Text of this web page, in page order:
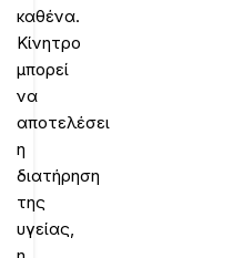
καθένα.
Κίνητρο
μπορεί
να
αποτελέσει
η
διατήρηση
της
υγείας,